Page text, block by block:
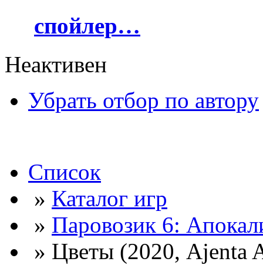
спойлер…
Неактивен
Убрать отбор по автору
Список
» Каталог игр
» Паровозик 6:
» Цветы (2020, Ajenta